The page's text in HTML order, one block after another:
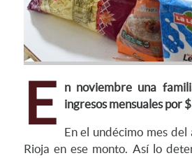
E
n noviembre una
ingresos mensuales por
En el undécimo mes del
Rioja en ese monto. Así lo